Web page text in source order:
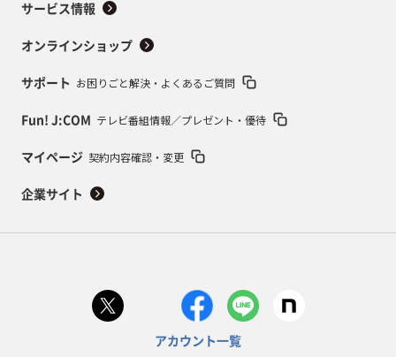
サービス情報
オンラインショップ
サポート お困りごと解決・よくあるご質問
Fun! J:COM テレビ番組情報／プレゼント・優待
マイページ 契約内容確認・変更
企業サイト
アカウント一覧